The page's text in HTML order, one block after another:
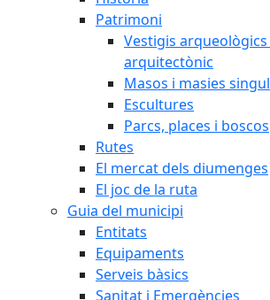
Patrimoni
Vestigis
arquitectònic
Masos i masies
Escultures
Parcs, places i boscos
Rutes
El mercat dels diumenges
El joc de la ruta
Guia del municipi
Entitats
Equipaments
Serveis bàsics
Sanitat i Emergències